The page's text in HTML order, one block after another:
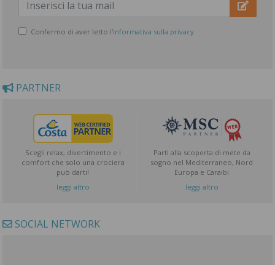
Confermo di aver letto l'informativa sulla privacy
PARTNER
Scegli relax, divertimento e i
comfort che solo una crociera
può darti!
leggi altro
Parti alla scoperta di mete da
sogno nel Mediterraneo, Nord
Europa e Caraibi
leggi altro
SOCIAL NETWORK